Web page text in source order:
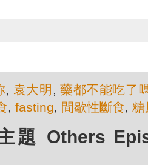
, 袁大明 ,藥都不能吃了
, fasting, 間歇性斷食, 糖
題 Others